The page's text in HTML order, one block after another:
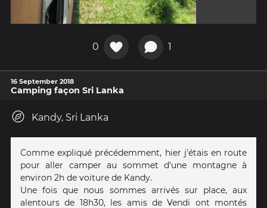
0 1
16 September 2018
Camping façon Sri Lanka
Kandy, Sri Lanka
Comme expliqué précédemment, hier j'étais en route
pour aller camper au sommet d'une montagne à
environ 2h de voiture de Kandy.
Une fois que nous sommes arrivés sur place, aux
alentours de 18h30, les amis de Vendi ont montés